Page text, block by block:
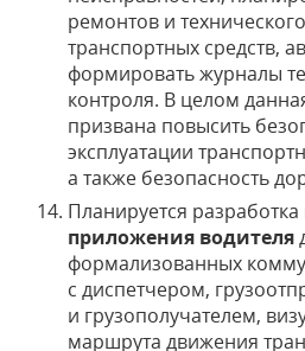
ремонтов и
транспортных средств,
формировать журналы
контроля. В целом
призвана повысить
эксплуатации
а также безопасность
Планируется разработка
приложения водителя
формализованных
с диспетчером,
и грузополучателем,
маршрута движения